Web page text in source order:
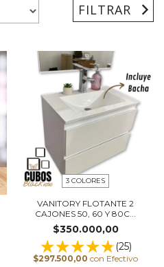
FILTRAR
3 COLORES
VANITORY FLOTANTE 2
CAJONES 50, 60 Y 80C...
$350.000,00
(25)
$297.500,00 con Efectivo